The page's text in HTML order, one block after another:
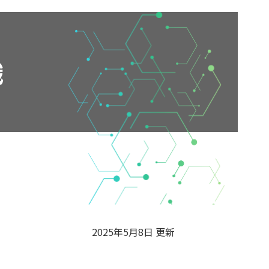
2025年5月8日 更新